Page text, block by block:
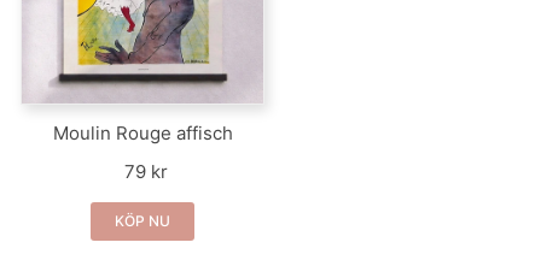
Moulin Rouge affisch
79 kr
KÖP NU